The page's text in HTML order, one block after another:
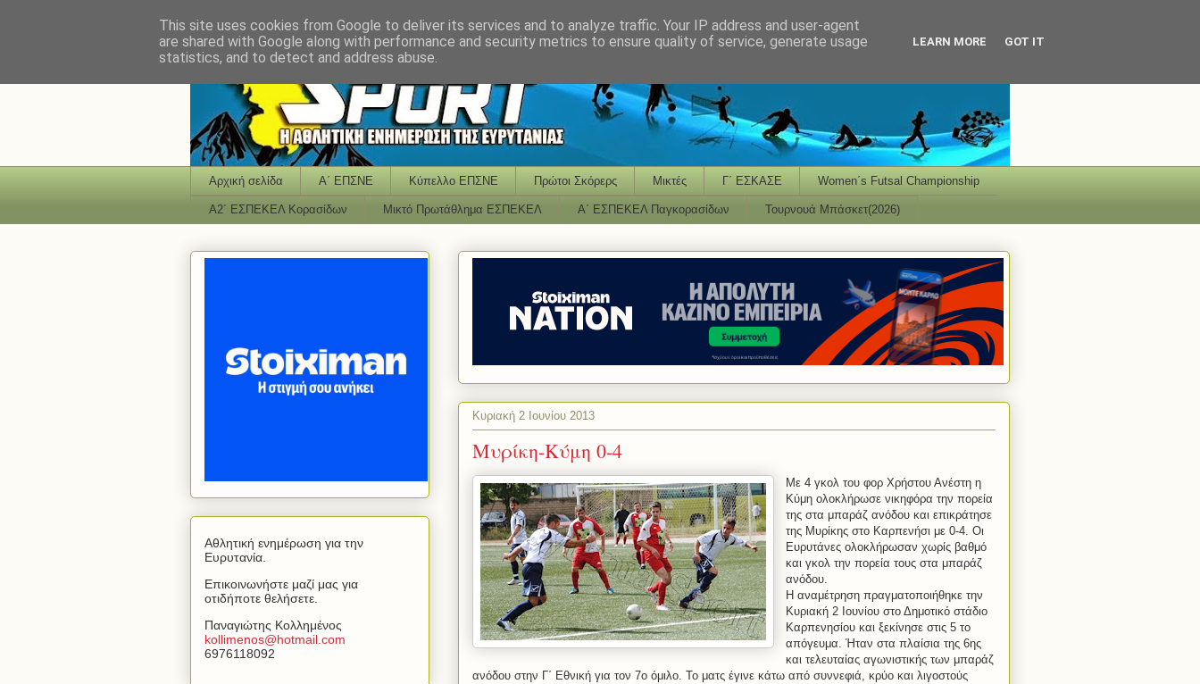
Αρχική σελίδα Α΄ ΕΠΣΝΕ Κύπελλο ΕΠΣΝΕ Πρώτοι Σκόρερς Μικτές Γ΄ ΕΣΚΑΣΕ Women΄s Futsal Championship
Α2΄ ΕΣΠΕΚΕΛ Κορασίδων Μικτό Πρωτάθλημα ΕΣΠΕΚΕΛ Α΄ ΕΣΠΕΚΕΛ Παγκορασίδων Τουρνουά Μπάσκετ(2026)
Κυριακή 2 Ιουνίου 2013
Μυρίκη-Κύμη 0-4
Με 4 γκολ του φορ Χρήστου Ανέστη η
Κύμη ολοκλήρωσε νικηφόρα την πορεία
της στα μπαράζ ανόδου και επικράτησε
της Μυρίκης στο Καρπενήσι με 0-4. Οι
Ευρυτάνες ολοκλήρωσαν χωρίς βαθμό
και γκολ την πορεία τους στα μπαράζ
ανόδου.
Η αναμέτρηση πραγματοποιήθηκε την
Κυριακή 2 Ιουνίου στο Δημοτικό στάδιο
Καρπενησίου και ξεκίνησε στις 5 το
απόγευμα. Ήταν στα πλαίσια της 6ης
και τελευταίας αγωνιστικής των μπαράζ
ανόδου στην Γ΄ Εθνική για τον 7ο όμιλο. Το ματς έγινε κάτω από συννεφιά, κρύο και λιγοστούς
Αθλητική ενημέρωση για την
Ευρυτανία.
Επικοινωνήστε μαζί μας για
οτιδήποτε θελήσετε.
Παναγιώτης Κολλημένος
kollimenos@hotmail com
6976118092
This site uses cookies from Google to deliver its services and to analyze traffic. Your IP address and user-agent
are shared with Google along with performance and security metrics to ensure quality of service, generate usage
statistics, and to detect and address abuse.
LEARN MORE GOT IT